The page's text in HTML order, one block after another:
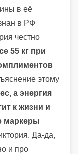
в её
в РФ
честно
55 кг при
этому
а энергия
к жизни и
маркеры
Да-да,
и про